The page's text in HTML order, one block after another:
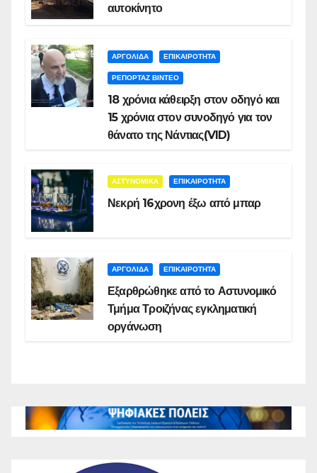
αυτοκίνητο
ΑΡΓΟΛΙΔΑ ΕΠΙΚΑΙΡΟΤΗΤΑ
ΡΕΠΟΡΤΑΖ ΒΙΝΤΕΟ
18 χρόνια κάθειρξη στον οδηγό και
15 χρόνια στον συνοδηγό για τον
θάνατο της Νάντιας(VID)
ΑΣΤΥΝΟΜΙΚΑ ΕΠΙΚΑΙΡΟΤΗΤΑ
Νεκρή 16χρονη έξω από μπαρ
ΑΡΓΟΛΙΔΑ ΕΠΙΚΑΙΡΟΤΗΤΑ
Εξαρθρώθηκε από το Αστυνομικό
Τμήμα Τροιζήνας εγκληματική
οργάνωση